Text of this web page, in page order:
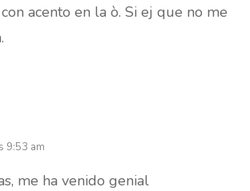
acento en la ò. Si ej que no me
9:53 am
me ha venido genial